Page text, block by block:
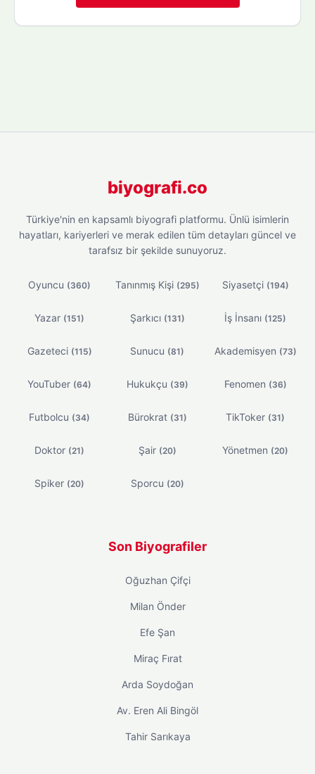
biyografi.co
Türkiye'nin en kapsamlı biyografi platformu. Ünlü isimlerin
hayatları, kariyerleri ve merak edilen tüm detayları güncel ve
tarafsız bir şekilde sunuyoruz.
Oyuncu (360) Tanınmış Kişi (295) Siyasetçi (194)
Yazar (151) Şarkıcı (131) İş İnsanı (125)
Gazeteci (115) Sunucu (81) Akademisyen (73)
YouTuber (64) Hukukçu (39) Fenomen (36)
Futbolcu (34) Bürokrat (31) TikToker (31)
Doktor (21) Şair (20) Yönetmen (20)
Spiker (20) Sporcu (20)
Son Biyografiler
Oğuzhan Çifçi
Milan Önder
Efe Şan
Miraç Fırat
Arda Soydoğan
Av. Eren Ali Bingöl
Tahir Sarıkaya